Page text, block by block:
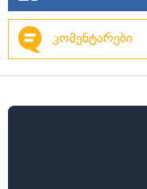
კომენტარები